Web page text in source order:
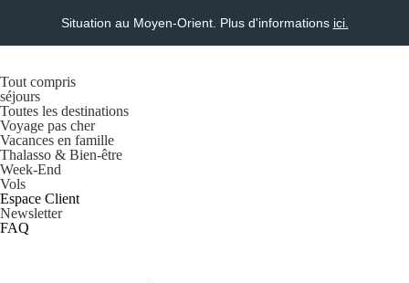
Situation au Moyen-Orient. Plus d'informations ici.
Tout compris
séjours
Toutes les destinations
Voyage pas cher
Vacances en famille
Thalasso & Bien-être
Week-End
Vols
Espace Client
Newsletter
FAQ